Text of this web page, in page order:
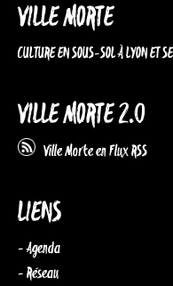
VILLE MORTE
CULTURE EN SOUS-SOL À LYON ET
VILLE MORTE 2.0
Ville Morte en Flux RSS
LIENS
- Agenda
- Réseau